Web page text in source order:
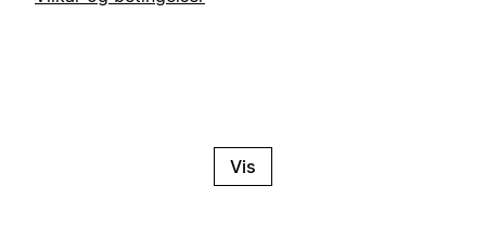
Vis